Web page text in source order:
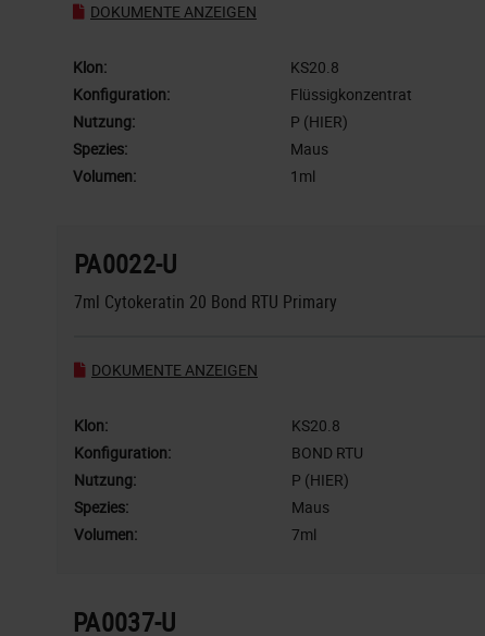
DOKUMENTE ANZEIGEN
Klon: KS20.8
Konfiguration:
Flüssigkonzentrat
Nutzung:
P (HIER)
Spezies:
Maus
Volumen:
1ml
PA0022-U
7ml Cytokeratin 20 Bond RTU Primary
DOKUMENTE ANZEIGEN
Klon: KS20.8
Konfiguration:
BOND RTU
Nutzung:
P (HIER)
Spezies:
Maus
Volumen:
7ml
PA0037-U